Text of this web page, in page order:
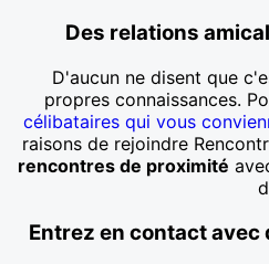
Des relations
D'aucun ne disent que
propres connaissances.
célibataires qui vous
raisons de rejoindre
rencontres de proximité
Entrez en contact